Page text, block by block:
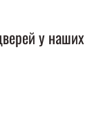
у наших